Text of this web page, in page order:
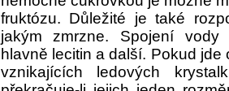
fruktózu. Důležité je také
jakým zmrzne. Spojení
hlavně lecitin a další. Pokud
vznikajících ledových